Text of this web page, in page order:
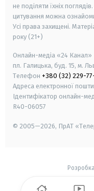
не поділяти їхніх
цитування можна
Усі права захищені.
року (21+)
Онлайн-медіа «24 Канал»
пл. Галицька, буд. 15, м.
Телефон +380 (32) 229-
Адреса електронної
Ідентифікатор онлайн-
R40-06057
© 2005—2026, ПрАТ